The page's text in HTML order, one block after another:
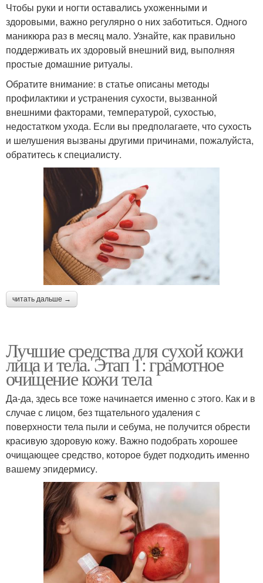
Чтобы руки и ногти оставались ухоженными и
здоровыми, важно регулярно о них заботиться. Одного
маникюра раз в месяц мало. Узнайте, как правильно
поддерживать их здоровый внешний вид, выполняя
простые домашние ритуалы.
Обратите внимание: в статье описаны методы
профилактики и устранения сухости, вызванной
внешними факторами, температурой, сухостью,
недостатком ухода. Если вы предполагаете, что сухость
и шелушения вызваны другими причинами, пожалуйста,
обратитесь к специалисту.
читать дальше →
Лучшие средства для сухой кожи
лица и тела. Этап 1: грамотное
очищение кожи тела
Да-да, здесь все тоже начинается именно с этого. Как и в
случае с лицом, без тщательного удаления с
поверхности тела пыли и себума, не получится обрести
красивую здоровую кожу. Важно подобрать хорошее
очищающее средство, которое будет подходить именно
вашему эпидермису.